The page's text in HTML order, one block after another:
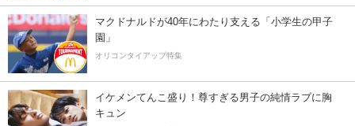
マクドナルドが40年にわたり支える「小学生の甲子
園」
オリコンタイアップ特集
イケメンてんこ盛り！尊すぎる男子の純情ラブに胸
キュン